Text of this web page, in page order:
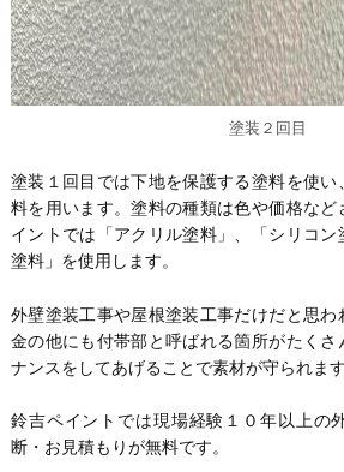
塗装２回目
塗装１回目では下地を保護する塗料を使い
料を用います。塗料の種類は色や価格な
イントでは「アクリル塗料」、「シリコ
塗料」を使用します。
外壁塗装工事や屋根塗装工事だけだと思わ
金の他にも付帯部と呼ばれる箇所がたくさ
ナンスをしてあげることで素材が守られます
鈴吉ペイントでは現場経験１０年以上の
断・お見積もりが無料です。